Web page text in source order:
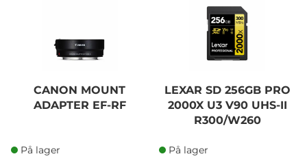
CANON MOUNT
ADAPTER EF-RF
På lager
LEXAR SD 256GB PRO
2000X U3 V90 UHS-II
R300/W260
På lager